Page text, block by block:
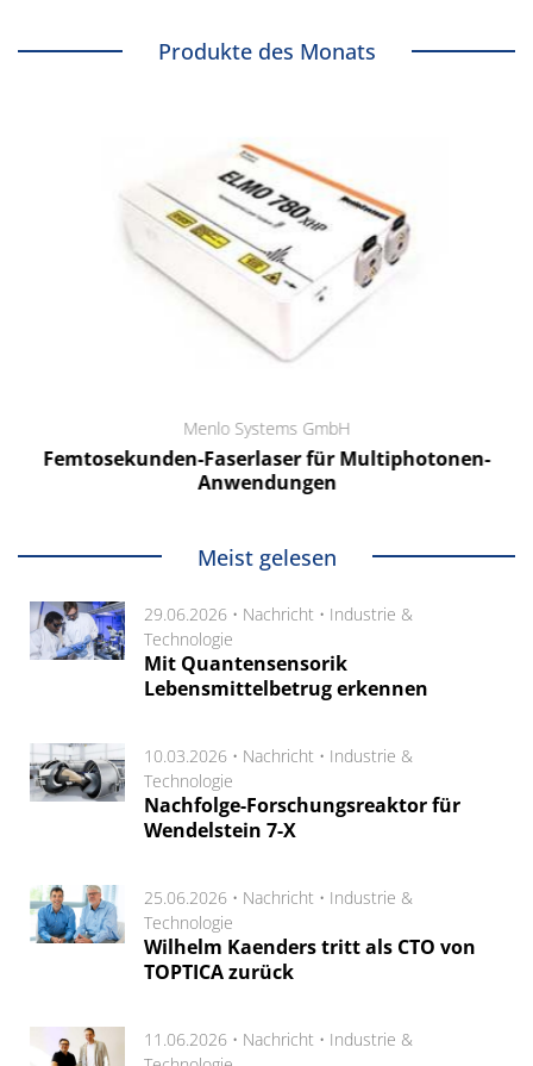
Produkte des Monats
Menlo Systems GmbH
Femtosekunden-Faserlaser für Multiphotonen-
Anwendungen
Meist gelesen
29.06.2026 • Nachricht • Industrie &
Technologie
Mit Quantensensorik
Lebensmittelbetrug erkennen
10.03.2026 • Nachricht • Industrie &
Technologie
Nachfolge-Forschungsreaktor für
Wendelstein 7-X
25.06.2026 • Nachricht • Industrie &
Technologie
Wilhelm Kaenders tritt als CTO von
TOPTICA zurück
11.06.2026 • Nachricht • Industrie &